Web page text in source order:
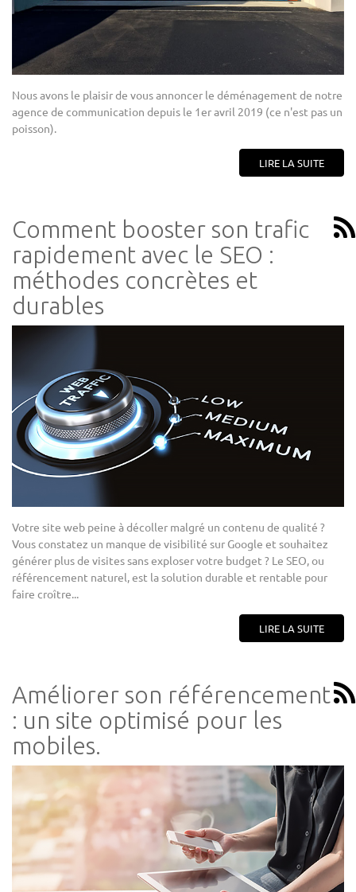
Nous avons le plaisir de vous annoncer le déménagement de notre
agence de communication depuis le 1er avril 2019 (ce n'est pas un
poisson).
LIRE LA SUITE
Comment booster son trafic
rapidement avec le SEO :
méthodes concrètes et
durables
Votre site web peine à décoller malgré un contenu de qualité ?
Vous constatez un manque de visibilité sur Google et souhaitez
générer plus de visites sans exploser votre budget ? Le SEO, ou
référencement naturel, est la solution durable et rentable pour
faire croître...
LIRE LA SUITE
Améliorer son référencement
: un site optimisé pour les
mobiles.